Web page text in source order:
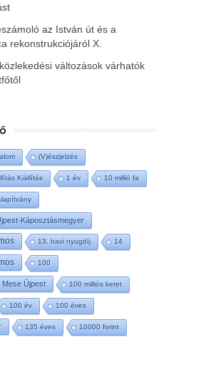
az István út és a
rekonstrukciójáról X.
változások várhatók
(V)észjelzés
Kiállítás 1 év 10 millió fa
Káposztásmegyer
13. havi nyugdíj 14
100
Mese Újpest 100 milliós keret
100 év 100 éves
135 éves 10000 forint